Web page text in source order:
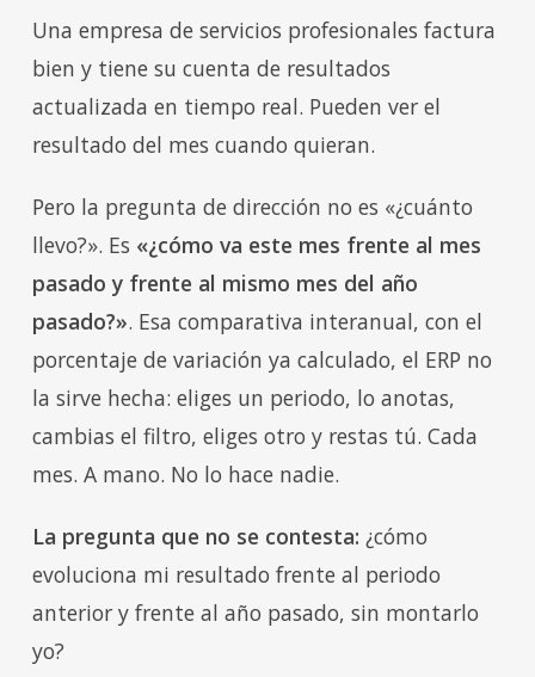
Una empresa de servicios profesionales factura
bien y tiene su cuenta de resultados
actualizada en tiempo real. Pueden ver el
resultado del mes cuando quieran.
Pero la pregunta de dirección no es «¿cuánto
llevo?». Es «¿cómo va este mes frente al mes
pasado y frente al mismo mes del año
pasado?». Esa comparativa interanual, con el
porcentaje de variación ya calculado, el ERP no
la sirve hecha: eliges un periodo, lo anotas,
cambias el filtro, eliges otro y restas tú. Cada
mes. A mano. No lo hace nadie.
La pregunta que no se contesta: ¿cómo
evoluciona mi resultado frente al periodo
anterior y frente al año pasado, sin montarlo
yo?